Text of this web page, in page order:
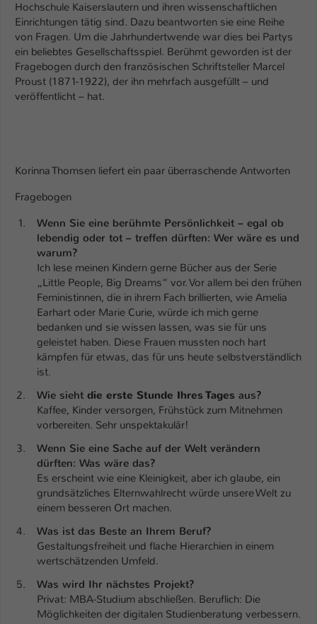
Hochschule Kaiserslautern und ihren wissenschaftlichen
Einrichtungen tätig sind. Dazu beantworten sie eine Reihe
von Fragen. Um die Jahrhundertwende war dies bei Partys
ein beliebtes Gesellschaftsspiel. Berühmt geworden ist der
Fragebogen durch den französischen Schriftsteller Marcel
Proust (1871-1922), der ihn mehrfach ausgefüllt – und
veröffentlicht – hat.
Korinna Thomsen liefert ein paar überraschende Antworten
Fragebogen
Wenn Sie eine berühmte Persönlichkeit – egal ob
lebendig oder tot – treffen dürften: Wer wäre es und
warum?
Ich lese meinen Kindern gerne Bücher aus der Serie
„Little People, Big Dreams“ vor. Vor allem bei den frühen
Feministinnen, die in ihrem Fach brillierten, wie Amelia
Earhart oder Marie Curie, würde ich mich gerne
bedanken und sie wissen lassen, was sie für uns
geleistet haben. Diese Frauen mussten noch hart
kämpfen für etwas, das für uns heute selbstverständlich
ist.
Wie siehtdie erste Stunde Ihres Tages aus?
Kaffee, Kinder versorgen, Frühstück zum Mitnehmen
vorbereiten. Sehr unspektakulär!
Wenn Sie eine Sache auf der Welt verändern
dürften: Was wäre das?
Es erscheint wie eine Kleinigkeit, aber ich glaube, ein
grundsätzliches Elternwahlrecht würde unsere Welt zu
einem besseren Ort machen.
Was ist das Beste an Ihrem Beruf?
Gestaltungsfreiheit und flache Hierarchien in einem
wertschätzenden Umfeld.
Was wird Ihr nächstes Projekt?
Privat: MBA-Studium abschließen. Beruflich: Die
Möglichkeiten der digitalen Studienberatung verbessern.
Zweck
Einstellungen. Unter anderem eine zufällig
generierte ID, für die historische
Speicherung Ihrer vorgenommen
Einstellungen, falls der Webseiten-
Betreiber dies eingestellt hat.
Laufzeit 1 Woche
Zweck
Cookie von TYPO3. Es speichert im Fall
eines Intranet-Logins die Session-ID. So
wiedererkannt werden und es wird ihm
Zugang zu geschützten Bereichen
gewährt.
Name be_typo_user
Anbieter
Laufzeit 1 Tag
Zweck
Dieser Cookie teilt der Webseite mit, ob
ein Besucher im Typo3-Backend
angemeldet ist und Rechte besitzt diese
zu verwalten.